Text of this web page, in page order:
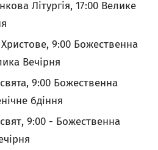
Літургія, 17:00 Велике
9:00 Божественна
Вечірня
9:00 Божественна
бдіння
9:00 - Божественна